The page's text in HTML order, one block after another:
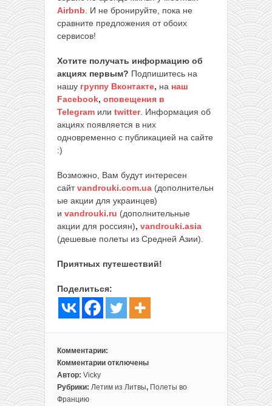
Airbnb . И не бронируйте, пока не
сравните предложения от обоих
сервисов!
Хотите получать информацию об
акциях первым? Подпишитесь на
нашу группу Вконтакте, на наш
Facebook, оповещения в
Telegram или twitter. Информация об
акциях появляется в них
одновременно с публикацией на сайте
:)
Возможно, Вам будут интересен
сайтvandrouki.com.ua (дополнительн
ые акции для украинцев)
и vandrouki.ru (дополнительные
акции для россиян), vandrouki.asia
(дешевые полеты из Средней Азии).
Приятных путешествий!
Поделиться:
Комментарии:
Комментарии
к
записи
Прямые
отключены
Автор: Vicky
Рубрики: Летим из Литвы, Полеты во
Францию